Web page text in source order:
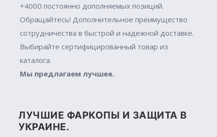
+4000 постоянно дополняемых позиций.
Обращайтесь! Дополнительное преимущество
сотрудничества в быстрой и надежной доставке.
Выбирайте сертифицированный товар из
каталога.
Мы предлагаем лучшее.
ЛУЧШИЕ ФАРКОПЫ И ЗАЩИТА В
УКРАИНЕ.